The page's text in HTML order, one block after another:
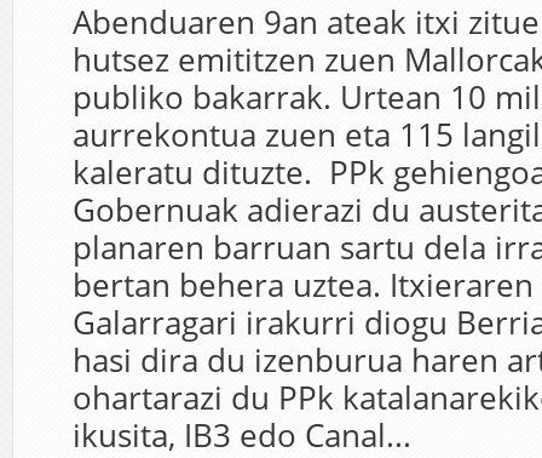
Abenduaren 9an ateak itxi
hutsez emititzen zuen
publiko bakarrak. Urtean 10
aurrekontua zuen eta 115
kaleratu dituzte. PPk
Gobernuak adierazi du
planaren barruan sartu dela
bertan behera uztea.
Galarragari irakurri diogu
hasi dira du izenburua haren
ohartarazi du PPk
ikusita, IB3 edo Canal...